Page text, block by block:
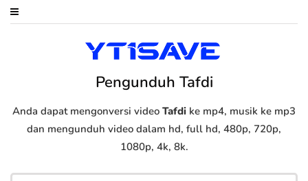
Pengunduh Tafdi
Anda dapat mengonversi video Tafdi ke mp4, musik ke mp3
dan mengunduh video dalam hd, full hd, 480p, 720p,
1080p, 4k, 8k.